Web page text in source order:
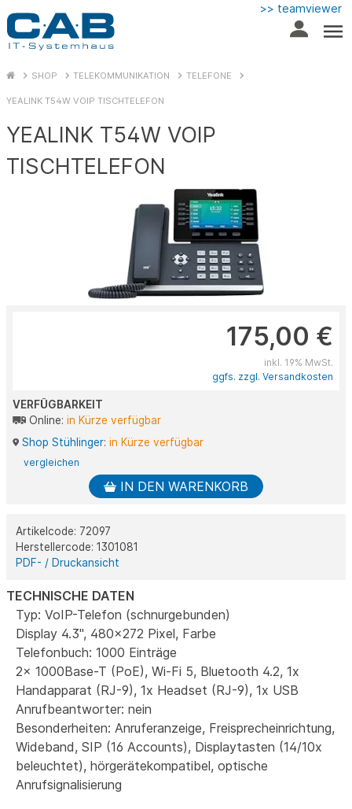
>> teamviewer
SHOP TELEKOMMUNIKATION TELEFONE
YEALINK T54W VOIP TISCHTELEFON
YEALINK T54W VOIP
TISCHTELEFON
TECHNISCHE DATEN
Typ: VoIP-Telefon (schnurgebunden)
Display 4.3", 480x272 Pixel, Farbe
Telefonbuch: 1000 Einträge
2x 1000Base-T (PoE), Wi-Fi 5, Bluetooth 4.2, 1x
Handapparat (RJ-9), 1x Headset (RJ-9), 1x USB
Anrufbeantworter: nein
Besonderheiten: Anruferanzeige, Freisprecheinrichtung,
Wideband, SIP (16 Accounts), Displaytasten (14/10x
beleuchtet), hörgerätekompatibel, optische
Anrufsignalisierung
175,00 €
inkl. 19% MwSt.
ggfs. zzgl. Versandkosten
VERFÜGBARKEIT
Online: in Kürze verfügbar
Shop Stühlinger: in Kürze verfügbar
vergleichen
IN DEN WARENKORB
Artikelcode: 72097
Herstellercode: 1301081
PDF- / Druckansicht